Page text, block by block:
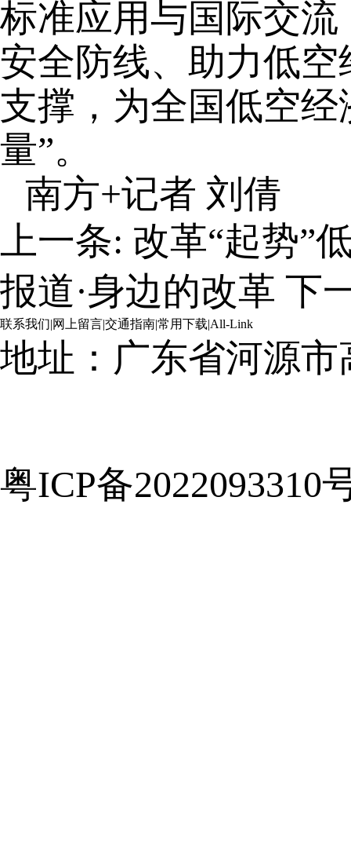
标准应用与国际交
安全防线、助力低
支撑，为全国低空经
量”。
南方+记者 刘倩
上一条: 改革“起势”
报道·身边的改革 下
联系我们|网上留言|交通指南|常用下载|All-Link
地址：广东省河源
粤ICP备2022093310